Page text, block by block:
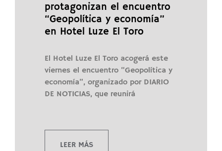
protagonizan el encuentro
“Geopolítica y economía”
en Hotel Luze El Toro
El Hotel Luze El Toro acogerá este
viernes el encuentro “Geopolítica y
economía”, organizado por DIARIO
DE NOTICIAS, que reunirá
LEER MÁS